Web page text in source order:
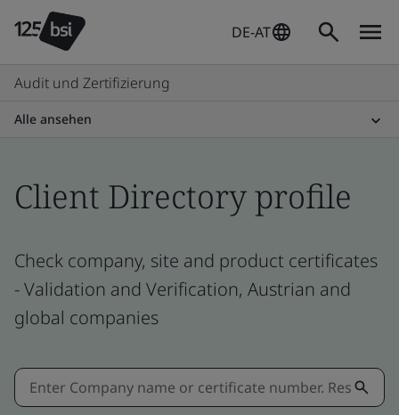
DE-AT
Audit und Zertifizierung
Alle ansehen
Client Directory profile
Check company, site and product certificates
- Validation and Verification, Austrian and
global companies